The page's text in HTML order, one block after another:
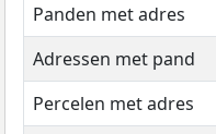
Panden met adres
Adressen met pand
Percelen met adres